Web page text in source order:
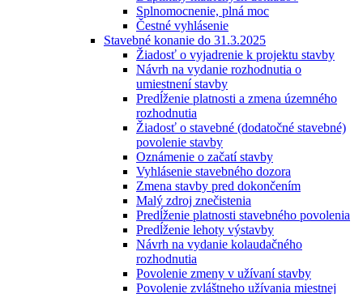
Splnomocnenie, plná moc
Čestné vyhlásenie
Stavebné konanie do 31.3.2025
Žiadosť o vyjadrenie k projektu stavby
Návrh na vydanie rozhodnutia o
umiestnení stavby
Predĺženie platnosti a zmena územného
rozhodnutia
Žiadosť o stavebné (dodatočné stavebné)
povolenie stavby
Oznámenie o začatí stavby
Vyhlásenie stavebného dozora
Zmena stavby pred dokončením
Malý zdroj znečistenia
Predĺženie platnosti stavebného povolenia
Predĺženie lehoty výstavby
Návrh na vydanie kolaudačného
rozhodnutia
Povolenie zmeny v užívaní stavby
Povolenie zvláštneho užívania miestnej